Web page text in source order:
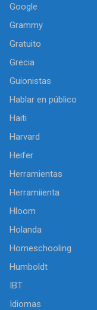
Google
Grammy
Gratuito
Grecia
Guionistas
Hablar en público
Haiti
Harvard
Heifer
Herramientas
Herramiienta
Hloom
Holanda
Homeschooling
Humboldt
IBT
Idiomas